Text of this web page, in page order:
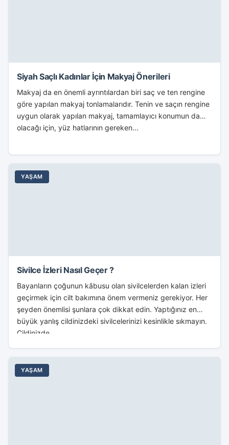
Siyah Saçlı Kadınlar İçin Makyaj Önerileri
Makyaj da en önemli ayrıntılardan biri saç ve ten rengine
göre yapılan makyaj tonlamalarıdır. Tenin ve saçın rengine
uygun olarak yapılan makyaj, tamamlayıcı konumun da
olacağı için, yüz hatlarının gereken...
YAŞAM
Sivilce İzleri Nasıl Geçer ?
Bayanların çoğunun kâbusu olan sivilcelerden kalan izleri
geçirmek için cilt bakımına önem vermeniz gerekiyor. Her
şeyden önemlisi şunlara çok dikkat edin. Yaptığınız en
büyük yanlış cildinizdeki sivilcelerinizi kesinlikle sıkmayın.
Cildinizde...
YAŞAM